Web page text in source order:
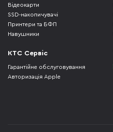
Відеокарти
SSD-накопичувачі
Принтери та БФП
Навушники
КТС Сервіс
Гарантійне обслуговування
Авторизація Apple